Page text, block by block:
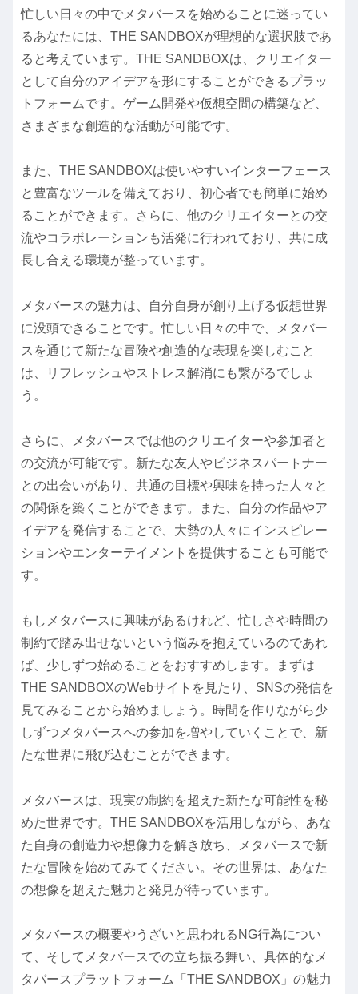
忙しい日々の中でメタバースを始めることに迷ってい
るあなたには、THE SANDBOXが理想的な選択肢であ
ると考えています。THE SANDBOXは、クリエイター
として自分のアイデアを形にすることができるプラッ
トフォームです。ゲーム開発や仮想空間の構築など、
さまざまな創造的な活動が可能です。
また、THE SANDBOXは使いやすいインターフェース
と豊富なツールを備えており、初心者でも簡単に始め
ることができます。さらに、他のクリエイターとの交
流やコラボレーションも活発に行われており、共に成
長し合える環境が整っています。
メタバースの魅力は、自分自身が創り上げる仮想世界
に没頭できることです。忙しい日々の中で、メタバー
スを通じて新たな冒険や創造的な表現を楽しむこと
は、リフレッシュやストレス解消にも繋がるでしょ
う。
さらに、メタバースでは他のクリエイターや参加者と
の交流が可能です。新たな友人やビジネスパートナー
との出会いがあり、共通の目標や興味を持った人々と
の関係を築くことができます。また、自分の作品やア
イデアを発信することで、大勢の人々にインスピレー
ションやエンターテイメントを提供することも可能で
す。
もしメタバースに興味があるけれど、忙しさや時間の
制約で踏み出せないという悩みを抱えているのであれ
ば、少しずつ始めることをおすすめします。まずは
THE SANDBOXのWebサイトを見たり、SNSの発信を
見てみることから始めましょう。時間を作りながら少
しずつメタバースへの参加を増やしていくことで、新
たな世界に飛び込むことができます。
メタバースは、現実の制約を超えた新たな可能性を秘
めた世界です。THE SANDBOXを活用しながら、あな
た自身の創造力や想像力を解き放ち、メタバースで新
たな冒険を始めてみてください。その世界は、あなた
の想像を超えた魅力と発見が待っています。
メタバースの概要やうざいと思われるNG行為につい
て、そしてメタバースでの立ち振る舞い、具体的なメ
タバースプラットフォーム「THE SANDBOX」の魅力